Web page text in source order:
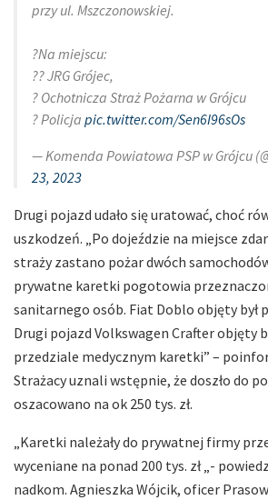
przy ul. Mszczonowskiej.
?Na miejscu:
?? JRG Grójec,
? Ochotnicza Straż Pożarna w Grójcu
? Policja pic.twitter.com/Sen6I96sOs
— Komenda Powiatowa PSP w Grójcu
23, 2023
Drugi pojazd udało się uratować, choć
uszkodzeń. „Po dojeździe na miejsce
straży zastano pożar dwóch
prywatne karetki pogotowia
sanitarnego osób. Fiat Doblo objęty był
Drugi pojazd Volkswagen Crafter objęty
przedziale medycznym karetki” –
Strażacy uznali wstępnie, że doszło do
oszacowano na ok 250 tys. zł.
„Karetki należały do prywatnej firmy
wyceniane na ponad 200 tys. zł „-
nadkom. Agnieszka Wójcik, oficer